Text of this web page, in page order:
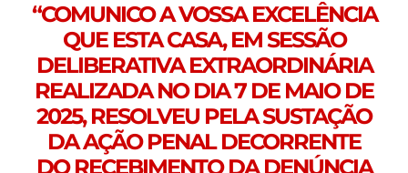
“COMUNICO A VOSSA EXCELÊNCIA
QUE ESTA CASA, EM SESSÃO
DELIBERATIVA EXTRAORDINÁRIA
REALIZADA NO DIA 7 DE MAIO DE
2025, RESOLVEU PELA SUSTAÇÃO
DA AÇÃO PENAL DECORRENTE
DO RECEBIMENTO DA DENÚNCIA